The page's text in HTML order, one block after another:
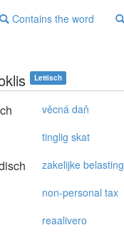
Contains the word
Lettisch
věcná daň
tinglig skat
zakelijke belasting
non-personal tax
reaalivero